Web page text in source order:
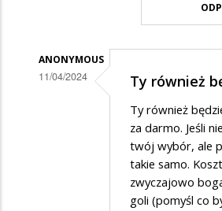
PiS
to
socjalizm
nacjonalizm
ANONYMOUS
11/04/2024 Ty również
Ty również
za darmo. Jeśli
twój wybór, ale
takie samo.
zwyczajowo
goli (pomyśl co